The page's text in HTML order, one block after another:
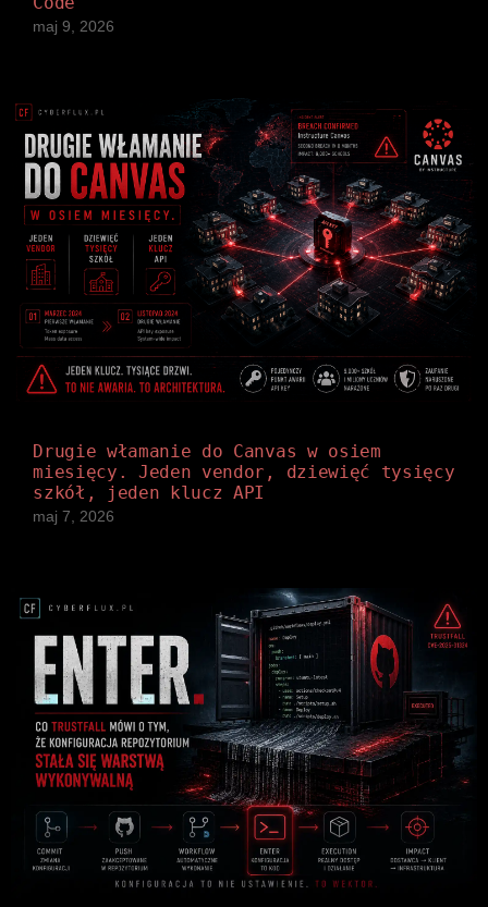
maj 9, 2026
Drugie włamanie do Canvas w osiem
miesięcy. Jeden vendor, dziewięć tysięcy
szkół, jeden klucz API
maj 7, 2026